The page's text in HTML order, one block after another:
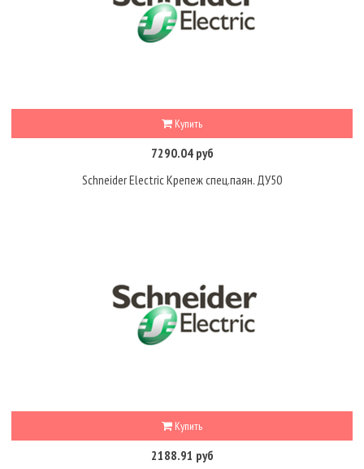
Купить
7290.04 руб
Schneider Electric Крепеж спец.паян. ДУ50
Купить
2188.91 руб